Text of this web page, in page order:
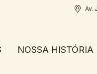
Av.
NOSSA HISTÓRIA